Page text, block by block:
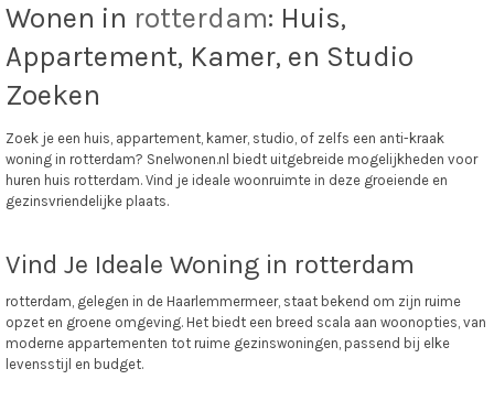
Wonen in rotterdam: Huis,
Appartement, Kamer, en Studio
Zoeken
Zoek je een huis, appartement, kamer, studio, of zelfs een anti-kraak
woning in rotterdam? Snelwonen.nl biedt uitgebreide mogelijkheden voor
huren huis rotterdam. Vind je ideale woonruimte in deze groeiende en
gezinsvriendelijke plaats.
Vind Je Ideale Woning in rotterdam
rotterdam, gelegen in de Haarlemmermeer, staat bekend om zijn ruime
opzet en groene omgeving. Het biedt een breed scala aan woonopties, van
moderne appartementen tot ruime gezinswoningen, passend bij elke
levensstijl en budget.